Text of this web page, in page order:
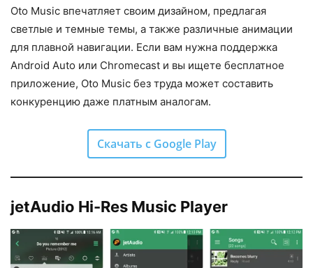
Oto Music впечатляет своим дизайном, предлагая
светлые и темные темы, а также различные анимации
для плавной навигации. Если вам нужна поддержка
Android Auto или Chromecast и вы ищете бесплатное
приложение, Oto Music без труда может составить
конкуренцию даже платным аналогам.
Скачать с Google Play
jetAudio Hi-Res Music Player